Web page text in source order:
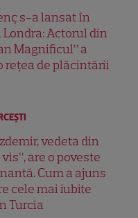
s-a lansat în
Londra: Actorul din
Magnificul” a
rețea de plăcintării
vedeta din
are o poveste
Cum a ajuns
cele mai iubite
Turcia